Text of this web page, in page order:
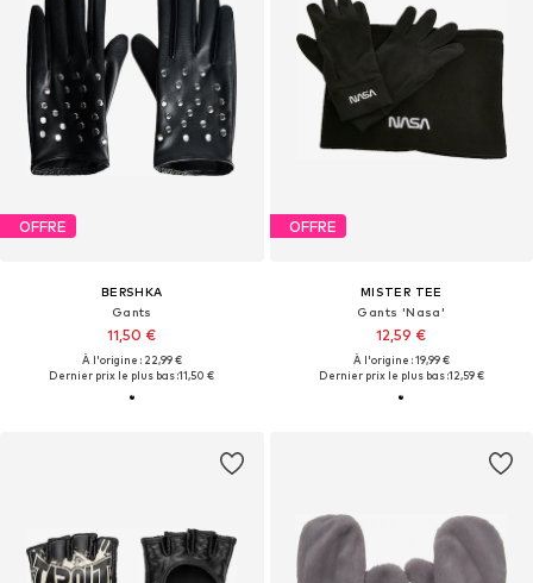
OFFRE
BERSHKA
Gants
11,50 €
À l'origine : 22,99 €
Dernier prix le plus bas :11,50 €
OFFRE
MISTER TEE
Gants 'Nasa'
12,59 €
À l'origine : 19,99 €
Dernier prix le plus bas :12,59 €